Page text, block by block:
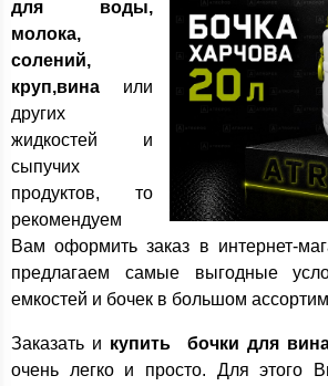
для воды,
молока,
солений,
круп,вина или
других
жидкостей и
сыпучих
продуктов, то
рекомендуем
Вам оформить заказ в интернет-
предлагаем самые выгодные
емкостей и бочек в большом
Заказать и купить бочки для
очень легко и просто. Для этого